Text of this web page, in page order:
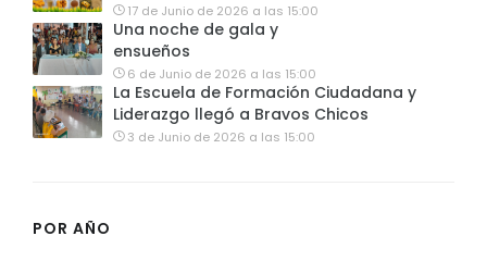
17 de Junio de 2026 a las 15:00
Una noche de gala y
ensueños
6 de Junio de 2026 a las 15:00
La Escuela de Formación Ciudadana y
Liderazgo llegó a Bravos Chicos
3 de Junio de 2026 a las 15:00
POR AÑO